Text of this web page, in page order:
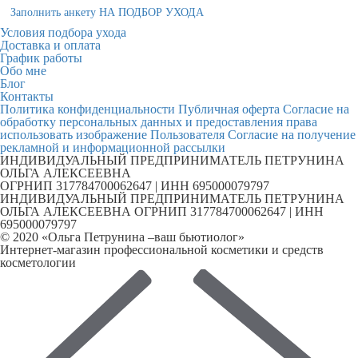
Заполнить анкету НА ПОДБОР УХОДА
Условия подбора ухода
Доставка и оплата
График работы
Обо мне
Блог
Контакты
Политика конфиденциальности Публичная оферта Согласие на
обработку персональных данных и предоставления права
использовать изображение Пользователя Согласие на получение
рекламной и информационной рассылки
ИНДИВИДУАЛЬНЫЙ ПРЕДПРИНИМАТЕЛЬ ПЕТРУНИНА
ОЛЬГА АЛЕКСЕЕВНА
ОГРНИП 317784700062647 | ИНН 695000079797
ИНДИВИДУАЛЬНЫЙ ПРЕДПРИНИМАТЕЛЬ ПЕТРУНИНА
ОЛЬГА АЛЕКСЕЕВНА ОГРНИП 317784700062647 | ИНН
695000079797
© 2020 «Ольга Петрунина –ваш бьютиолог»
Интернет-магазин профессиональной косметики и средств
косметологии